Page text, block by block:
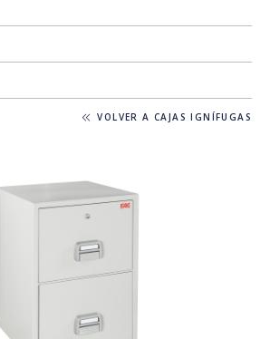
VOLVER A CAJAS IGNÍFUGAS